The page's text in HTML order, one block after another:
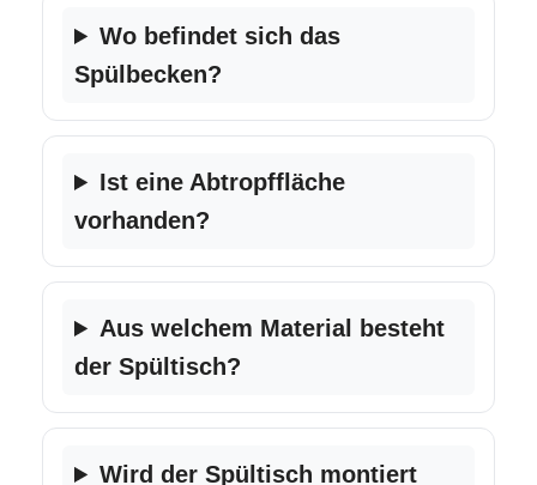
Wo befindet sich das
Spülbecken?
Ist eine Abtropffläche
vorhanden?
Aus welchem Material besteht
der Spültisch?
Wird der Spültisch montiert